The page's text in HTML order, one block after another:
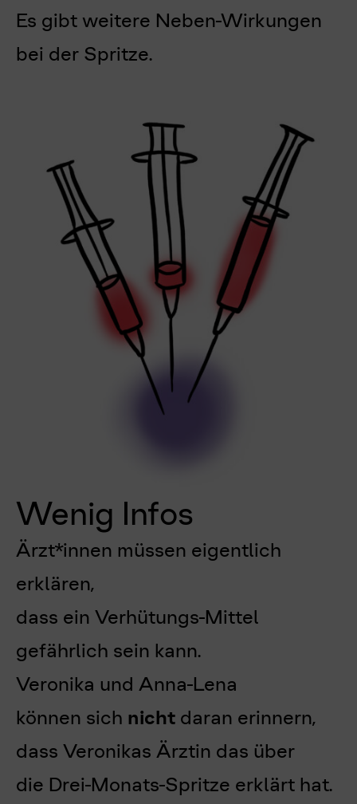
Es gibt weitere Neben-Wirkungen
bei der Spritze.
Wenig Infos
Ärzt*innen müssen eigentlich
erklären,
dass ein Verhütungs-Mittel
gefährlich sein kann.
Veronika und Anna-Lena
können sich nicht daran erinnern,
dass Veronikas Ärztin das über
die Drei-Monats-Spritze erklärt hat.